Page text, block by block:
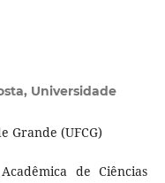
Universidade
Grande (UFCG)
de Ciências